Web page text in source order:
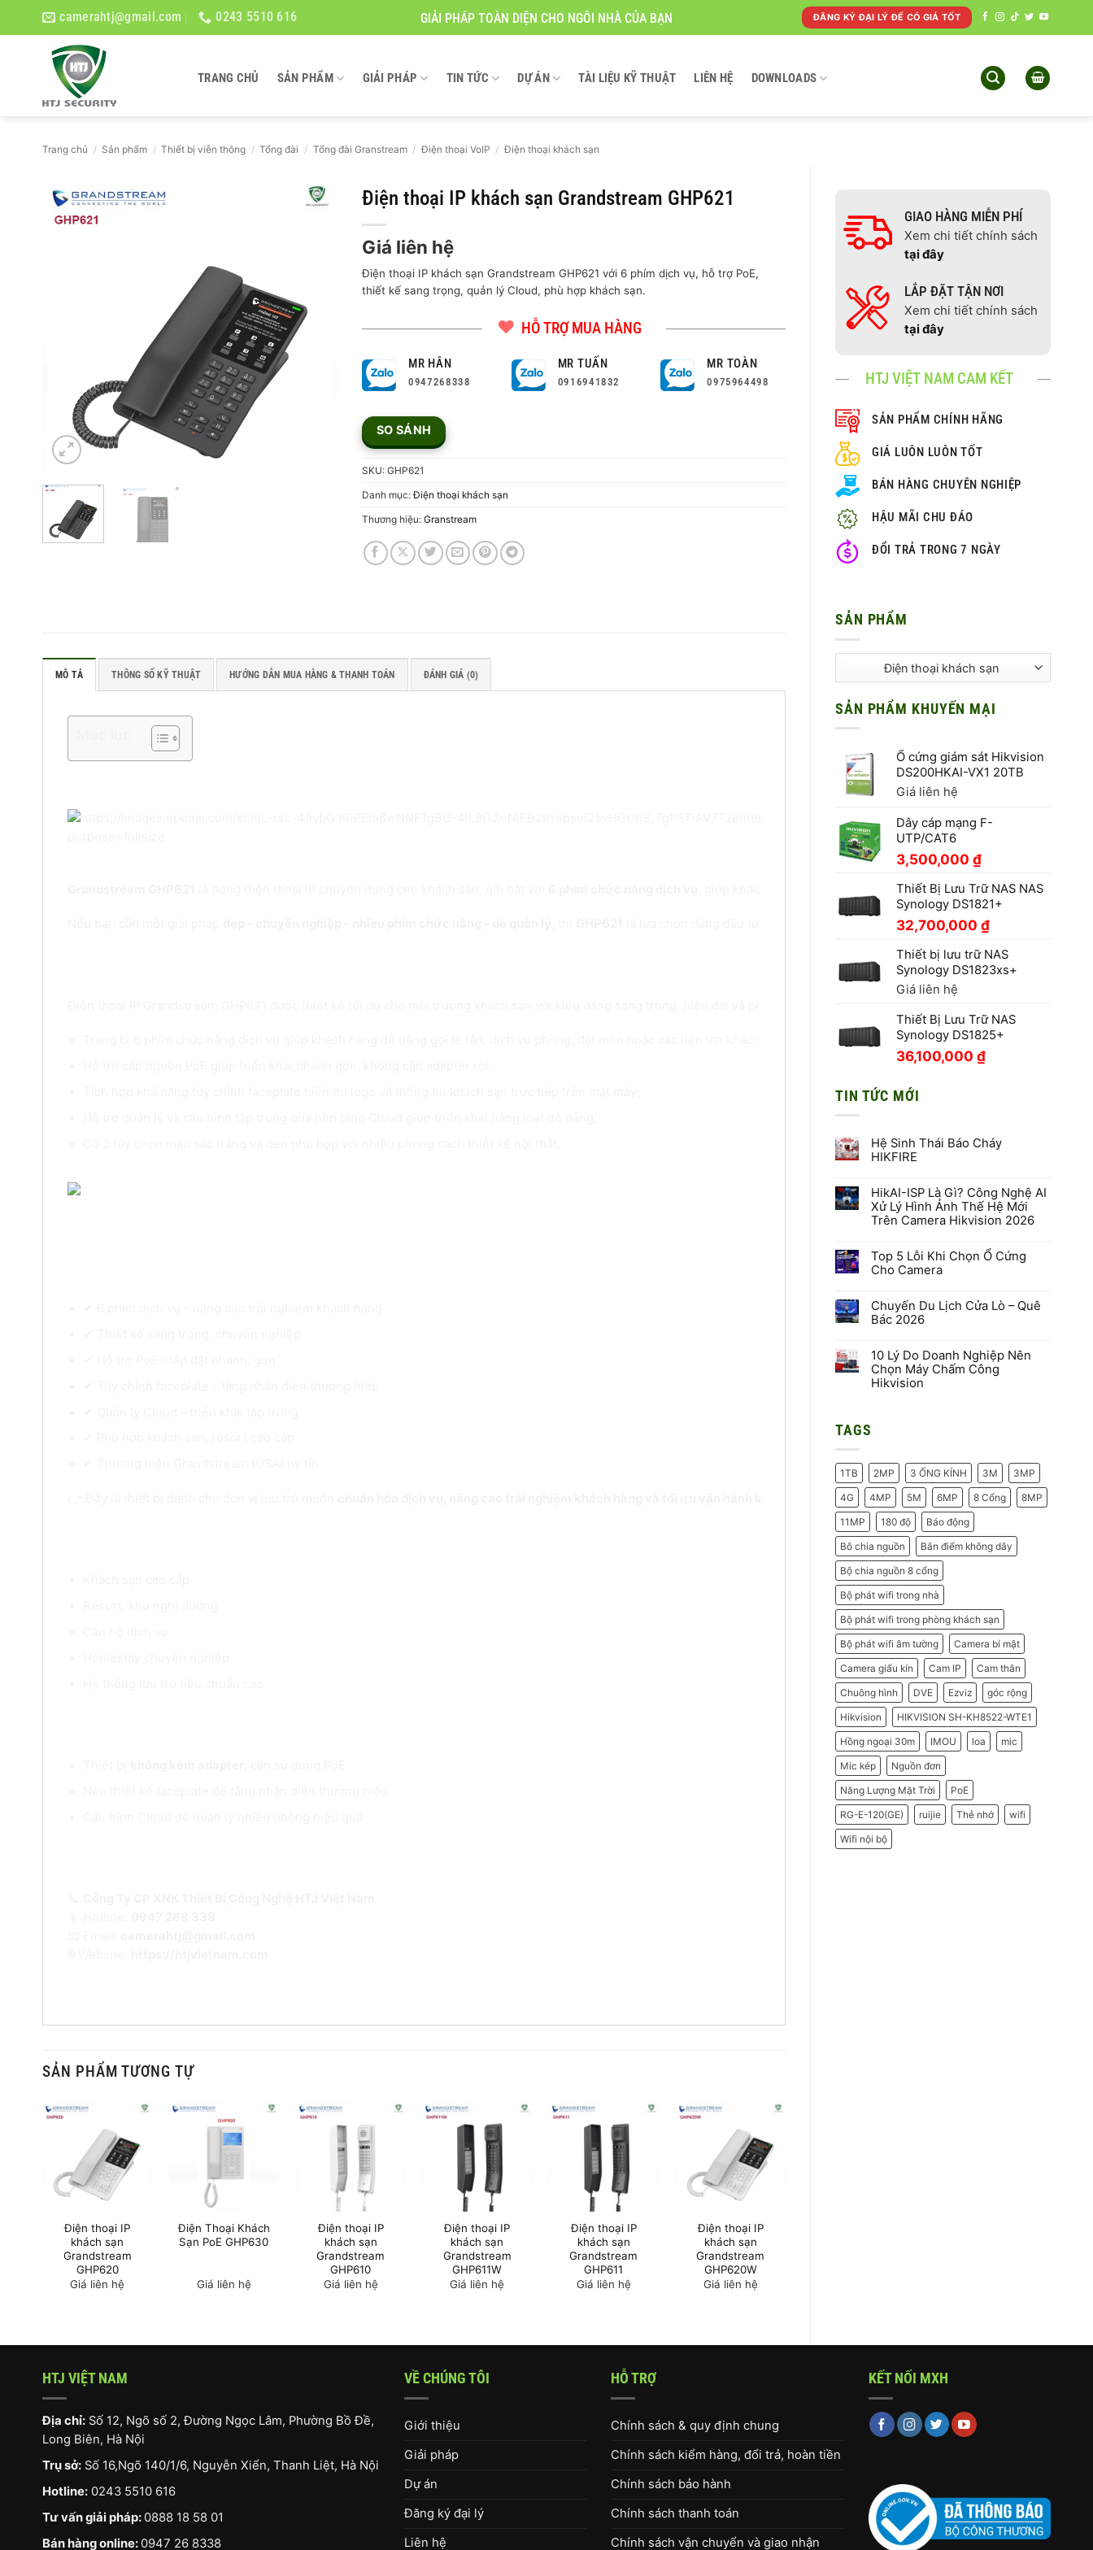
camerahtj@gmail.com 0243 5510 616 GIẢI PHÁP TOÀN DIỆN CHO NGÔI NHÀ CỦA BẠN ĐĂNG KÝ ĐẠI LÝ ĐỂ CÓ GIÁ TỐT
TRANG CHỦ SẢN PHẨM GIẢI PHÁP TIN TỨC DỰ ÁN TÀI LIỆU KỸ THUẬT LIÊN HỆ DOWNLOADS
Trang chủ / Sản phẩm / Thiết bị viễn thông / Tổng đài / Tổng đài Granstream / Điện thoại VoIP / Điện thoại khách sạn
GIAO HÀNG MIỄN PHÍ
Xem chi tiết chính sách
tại đây
LẮP ĐẶT TẬN NƠI
Xem chi tiết chính sách
tại đây
HTJ VIỆT NAM CAM KẾT
SẢN PHẨM CHÍNH HÃNG
GIÁ LUÔN LUÔN TỐT
BÁN HÀNG CHUYÊN NGHIỆP
HẬU MÃI CHU ĐÁO
ĐỔI TRẢ TRONG 7 NGÀY
SẢN PHẨM
SẢN PHẨM KHUYẾN MẠI
Ổ cứng giám sát Hikvision
DS200HKAI-VX1 20TB
Giá liên hệ
Dây cáp mạng F-
UTP/CAT6
3,500,000 ₫
Thiết Bị Lưu Trữ NAS NAS
Synology DS1821+
32,700,000 ₫
Thiết bị lưu trữ NAS
Synology DS1823xs+
Giá liên hệ
Thiết Bị Lưu Trữ NAS
Synology DS1825+
36,100,000 ₫
TIN TỨC MỚI
Hệ Sinh Thái Báo Cháy
HIKFIRE
bình
luận
ở
Hệ
Báo
Cháy
HIKFIRE
HikAI-ISP Là Gì? Công Nghệ AI
Xử Lý Hình Ảnh Thế Hệ Mới
Trên Camera Hikvision 2026
bình
luận
ở
Là
Gì?
Công
Xử
Lý
Hình
Ảnh
Camera
Top 5 Lỗi Khi Chọn Ổ Cứng
Cho Camera
bình
luận
ở
Lỗi
Khi
Chọn
Ổ
Chuyến Du Lịch Cửa Lò – Quê
Bác 2026
bình
luận
ở
Chuyến
–
2026
10 Lý Do Doanh Nghiệp Nên
Chọn Máy Chấm Công
Hikvision
ở
Do
Doanh
Nghiệp
Nên
Chọn
Máy
Chấm
Công
Hikvision
TAGS
1TB 2MP 3 ỐNG KÍNH 3M
3MP
4G
4MP 5M 6MP 8 Cổng
8MP
11MP
180 độ
Báo động
Bô chia nguồn
Bắn điểm không dây
Bộ chia nguồn 8 cổng
Bộ phát wifi trong nhà
Bộ phát wifi trong phòng khách sạn
Bộ phát wifi âm tường
Camera bí mật
Camera giấu kín
Cam IP
Cam thân
Chuông hình
DVE Ezviz
góc rộng
Hikvision
HIKVISION SH-KH8522-WTE1
Hồng ngoại 30m
IMOU loa
mic
Mic kép
Nguồn đơn
Năng Lượng Mặt Trời
PoE
RG-E-120(GE)
ruijie Thẻ nhớ
wifi
Wifi nội bộ
Điện thoại IP khách sạn Grandstream GHP621
Giá liên hệ
Điện thoại IP khách sạn Grandstream GHP621 với 6 phím dịch vụ, hỗ trợ PoE,
thiết kế sang trọng, quản lý Cloud, phù hợp khách sạn.
HỖ TRỢ MUA HÀNG
MR HÂN
0947268338
MR TUẤN
0916941832
MR TOÀN
0975964498
SO SÁNH
SKU:GHP621
Danh mục:Điện thoại khách sạn
Thương hiệu:Granstream
MÔ TẢ THÔNG SỐ KỸ THUẬT HƯỚNG DẪN MUA HÀNG & THANH TOÁN ĐÁNH GIÁ (0)
, giúp khách hàng thao tác nhanh chóng và thuận tiện. Thiết kế
SẢN PHẨM TƯƠNG TỰ
Điện thoại IP
khách sạn
Grandstream
GHP620
Giá liên hệ
Điện Thoại Khách
Sạn PoE GHP630
Giá liên hệ
Điện thoại IP
khách sạn
Grandstream
GHP610
Giá liên hệ
Điện thoại IP
khách sạn
Grandstream
GHP611W
Giá liên hệ
Điện thoại IP
khách sạn
Grandstream
GHP611
Giá liên hệ
Điện thoại IP
khách sạn
Grandstream
GHP620W
Giá liên hệ
HTJ VIỆT NAM
Địa chỉ: Số 12, Ngõ số 2, Đường Ngọc Lâm, Phường Bồ Đề,
Long Biên, Hà Nội
Trụ sở: Số 16,Ngõ 140/1/6, Nguyễn Xiển, Thanh Liệt, Hà Nội
Hotline: 0243 5510 616
Tư vấn giải pháp: 0888 18 58 01
Bán hàng online: 0947 26 8338
VỀ CHÚNG TÔI
Giới thiệu
Giải pháp
Dự án
Đăng ký đại lý
Liên hệ
HỖ TRỢ
Chính sách & quy định chung
Chính sách kiểm hàng, đổi trả, hoàn tiền
Chính sách bảo hành
Chính sách thanh toán
Chính sách vận chuyển và giao nhận
KẾT NỐI MXH